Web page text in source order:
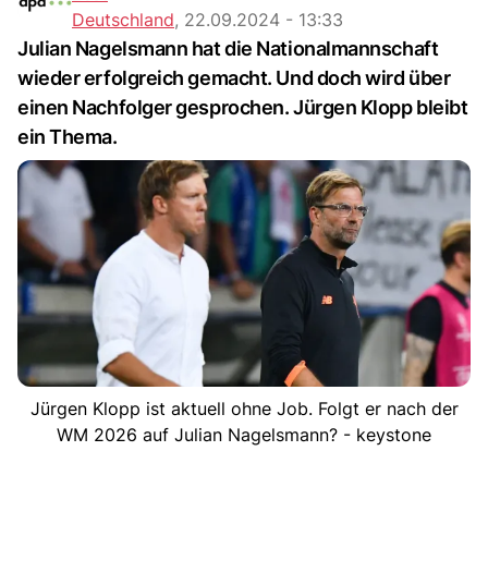
Deutschland, 22.09.2024 - 13:33
Julian Nagelsmann hat die Nationalmannschaft
wieder erfolgreich gemacht. Und doch wird über
einen Nachfolger gesprochen. Jürgen Klopp bleibt
ein Thema.
Jürgen Klopp ist aktuell ohne Job. Folgt er nach der
WM 2026 auf Julian Nagelsmann? - keystone